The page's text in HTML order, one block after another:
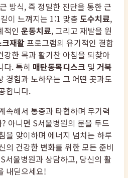
방식, 즉 정밀한 진단을 통한 근
이 느껴지는 1:1 맞춤 도수치료,
적인 운동치료, 그리고 재발을 원
재활프로그램의 유기적인 결합
강한 목과 활기찬 아침을 되찾아
다. 특히 매탄동목디스크 및 거북
경험과 노하우는 그 어떤 곳과도
합니다.
속해서 통증과 타협하며 무기력
아니면 S서울병원의 문을 두드
을 맞이하며 에너지 넘치는 하루
의 건강한 변화를 위한 모든 준비
서울병원과 상담하고, 당신의 활
내딛으세요!